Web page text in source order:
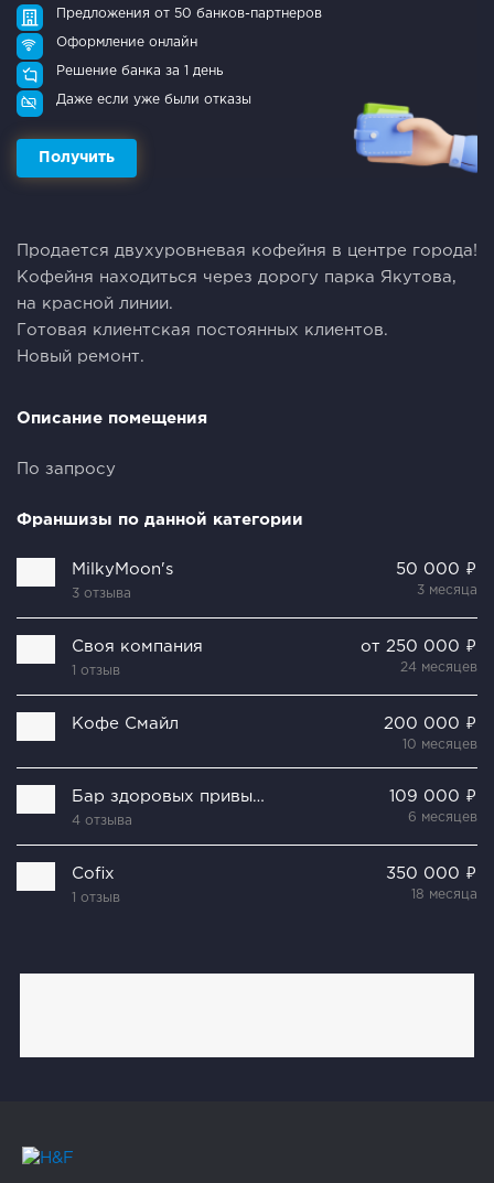
Предложения от 50 банков-партнеров
Оформление онлайн
Решение банка за 1 день
Даже если уже были отказы
Получить
Продается двухуровневая кофейня в центре города!
Кофейня находиться через дорогу парка Якутова,
на красной линии.
Готовая клиентская постоянных клиентов.
Новый ремонт.
Описание помещения
По запросу
Франшизы по данной категории
MilkyMoon's
3 отзыва
50 000 ₽
3 месяца
Своя компания
1 отзыв
от 250 000 ₽
24 месяцев
Кофе Смайл 200 000 ₽
10 месяцев
Бар здоровых привычек
4 отзыва
109 000 ₽
6 месяцев
Cofix
1 отзыв
350 000 ₽
18 месяца